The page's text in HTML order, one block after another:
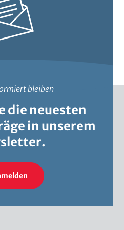
bleiben
die neuesten
in unserem